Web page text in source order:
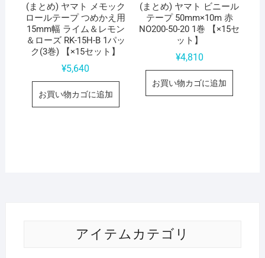
(まとめ) ヤマト メモック
ロールテープ つめかえ用
15mm幅 ライム＆レモン
＆ローズ RK-15H-B 1パッ
ク(3巻) 【×15セット】
¥5,640
お買い物カゴに追加
(まとめ) ヤマト ビニール
テープ 50mm×10m 赤
NO200-50-20 1巻 【×15セ
ット】
¥4,810
お買い物カゴに追加
アイテムカテゴリ